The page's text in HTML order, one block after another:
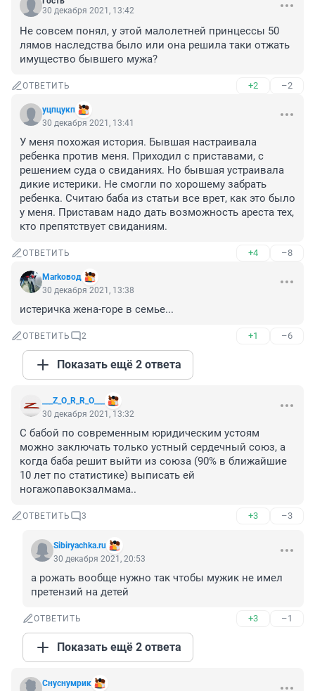
30 декабря 2021, 13:42
Не совсем понял, у этой малолетней принцессы 50
лямов наследства было или она решила таки отжать
имущество бывшего мужа?
ОТВЕТИТЬ +2 –2
уцпцукп
30 декабря 2021, 13:41
У меня похожая история. Бывшая настраивала
ребенка против меня. Приходил с приставами, с
решением суда о свиданиях. Но бывшая устраивала
дикие истерики. Не смогли по хорошему забрать
ребенка. Считаю баба из статьи все врет, как это было
у меня. Приставам надо дать возможность ареста тех,
кто препятствует свиданиям.
ОТВЕТИТЬ +4 –8
Markoвод
30 декабря 2021, 13:38
истеричка жена-горе в семье...
ОТВЕТИТЬ 2 +1 –6
Показать ещё 2 ответа
___Z_O_R_R_O___
30 декабря 2021, 13:32
С бабой по современным юридическим устоям
можно заключать только устный сердечный союз, а
когда баба решит выйти из союза (90% в ближайшие
10 лет по статистике) выписать ей
ногажопавокзалмама..
ОТВЕТИТЬ 3 +3 –3
Sibiryachka.ru
30 декабря 2021, 20:53
а рожать вообще нужно так чтобы мужик не имел
претензий на детей
ОТВЕТИТЬ +3 –1
Показать ещё 2 ответа
Снуснумрик